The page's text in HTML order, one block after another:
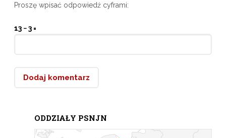
Proszę wpisać odpowiedź cyframi:
13 − 3 =
ODDZIAŁY PSNJN